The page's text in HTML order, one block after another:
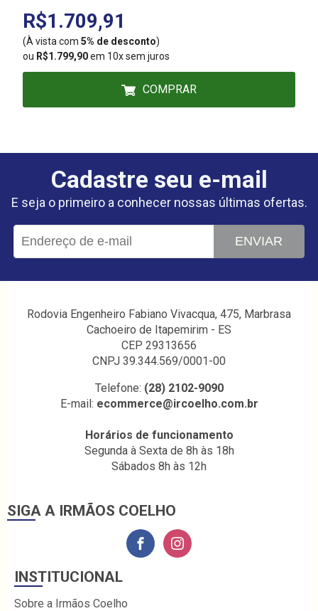
931006
R$1.709,91
(À vista com 5% de desconto)
ou R$1.799,90em 10x sem juros
COMPRAR
Cadastre seu e-mail
E seja o primeiro a conhecer nossas últimas ofertas.
ENVIAR
Rodovia Engenheiro Fabiano Vivacqua, 475, Marbrasa
Cachoeiro de Itapemirim - ES
CEP 29313656
CNPJ 39.344.569/0001-00
Telefone: (28) 2102-9090
E-mail: ecommerce@ircoelho.com.br
Horários de funcionamento
Segunda à Sexta de 8h às 18h
Sábados 8h às 12h
SIGA A IRMÃOS COELHO
INSTITUCIONAL
Sobre a Irmãos Coelho